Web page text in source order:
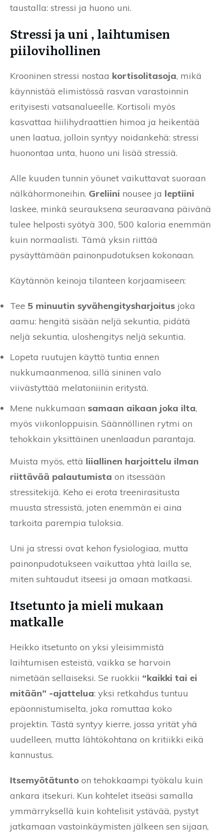
taustalla: stressi ja huono uni.
Stressi ja uni , laihtumisen
piilovihollinen
Krooninen stressi nostaa kortisolitasoja, mikä
käynnistää elimistössä rasvan varastoinnin
erityisesti vatsanalueelle. Kortisoli myös
kasvattaa hiilihydraattien himoa ja heikentää
unen laatua, jolloin syntyy noidankehä: stressi
huonontaa unta, huono uni lisää stressiä.
Alle kuuden tunnin yöunet vaikuttavat suoraan
nälkähormoneihin. Greliini nousee ja leptiini
laskee, minkä seurauksena seuraavana päivänä
tulee helposti syötyä 300, 500 kaloria enemmän
kuin normaalisti. Tämä yksin riittää
pysäyttämään painonpudotuksen kokonaan.
Käytännön keinoja tilanteen korjaamiseen:
Tee 5 minuutin syvähengitysharjoitus joka
aamu: hengitä sisään neljä sekuntia, pidätä
neljä sekuntia, uloshengitys neljä sekuntia.
Lopeta ruutujen käyttö tuntia ennen
nukkumaanmenoa, sillä sininen valo
viivästyttää melatoniinin eritystä.
Mene nukkumaan samaan aikaan joka ilta,
myös viikonloppuisin. Säännöllinen rytmi on
tehokkain yksittäinen unenlaadun parantaja.
Muista myös, että liiallinen harjoittelu ilman
riittävää palautumista on itsessään
stressitekijä. Keho ei erota treenirasitusta
muusta stressistä, joten enemmän ei aina
tarkoita parempia tuloksia.
Uni ja stressi ovat kehon fysiologiaa, mutta
painonpudotukseen vaikuttaa yhtä lailla se,
miten suhtaudut itseesi ja omaan matkaasi.
Itsetunto ja mieli mukaan
matkalle
Heikko itsetunto on yksi yleisimmistä
laihtumisen esteistä, vaikka se harvoin
nimetään sellaiseksi. Se ruokkii “kaikki tai ei
mitään” -ajattelua: yksi retkahdus tuntuu
epäonnistumiselta, joka romuttaa koko
projektin. Tästä syntyy kierre, jossa yrität yhä
uudelleen, mutta lähtökohtana on kritiikki eikä
kannustus.
Itsemyötätunto on tehokkaampi työkalu kuin
ankara itsekuri. Kun kohtelet itseäsi samalla
ymmärryksellä kuin kohtelisit ystävää, pystyt
jatkamaan vastoinkäymisten jälkeen sen sijaan,